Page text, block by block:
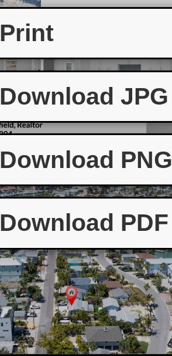
Print
Download JPG
Download PNG
Download PDF